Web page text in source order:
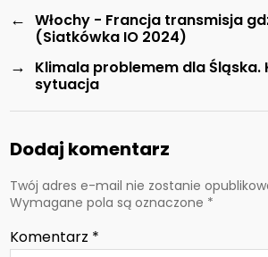
← Włochy - Francja transmisja
(Siatkówka IO 2024)
→
Klimala problemem dla Śląska.
sytuacja
Dodaj komentarz
Twój adres e-mail nie zostanie
Wymagane pola są oznaczone *
Komentarz *